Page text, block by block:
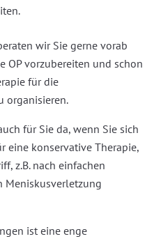
wir Sie gerne vorab
OP vorzubereiten und schon
für die
organisieren.
für Sie da, wenn Sie sich
eine konservative Therapie,
z.B. nach einfachen
Meniskusverletzung
ist eine enge